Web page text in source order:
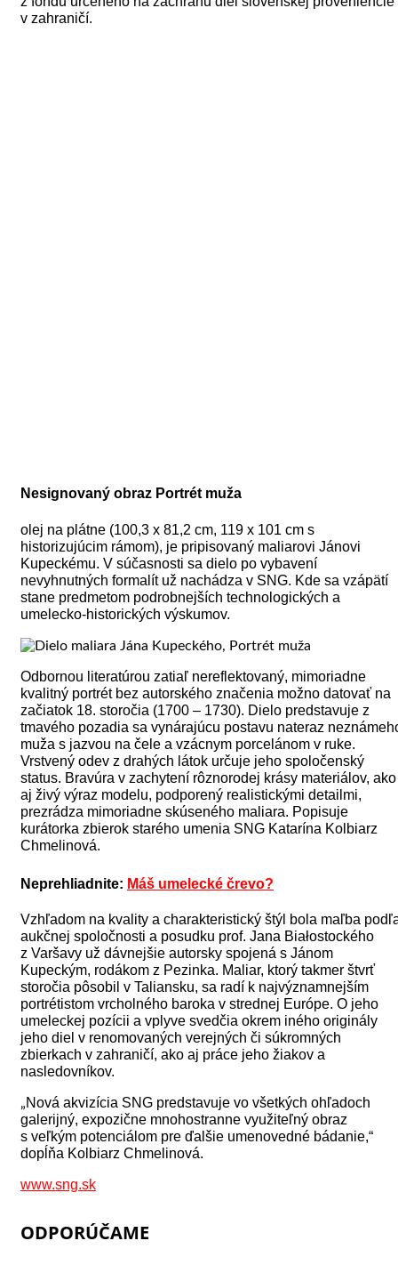
v zahraničí.
Nesignovaný obraz Portrét muža
olej na plátne (100,3 x 81,2 cm, 119 x 101 cm s
historizujúcim rámom), je pripisovaný maliarovi Jánovi
Kupeckému. V súčasnosti sa dielo po vybavení
nevyhnutných formalít už nachádza v SNG. Kde sa vzápätí
stane predmetom podrobnejších technologických a
umelecko-historických výskumov.
Odbornou literatúrou zatiaľ nereflektovaný, mimoriadne
kvalitný portrét bez autorského značenia možno datovať na
začiatok 18. storočia (1700 – 1730). Dielo predstavuje z
tmavého pozadia sa vynárajúcu postavu nateraz
muža s jazvou na čele a vzácnym porcelánom v ruke.
Vrstvený odev z drahých látok určuje jeho spoločenský
status. Bravúra v zachytení rôznorodej krásy materiálov, ako
aj živý výraz modelu, podporený realistickými detailmi,
prezrádza mimoriadne skúseného maliara. Popisuje
kurátorka zbierok starého umenia SNG Katarína Kolbiarz
Chmelinová.
Neprehliadnite: Máš umelecké črevo?
Vzhľadom na kvality a charakteristický štýl bola maľba
aukčnej spoločnosti a posudku prof. Jana Białostockého
z Varšavy už dávnejšie autorsky spojená s Jánom
Kupeckým, rodákom z Pezinka. Maliar, ktorý takmer štvrť
storočia pôsobil v Taliansku, sa radí k najvýznamnejším
portrétistom vrcholného baroka v strednej Európe. O jeho
umeleckej pozícii a vplyve svedčia okrem iného originály
jeho diel v renomovaných verejných či súkromných
zbierkach v zahraničí, ako aj práce jeho žiakov a
nasledovníkov.
„Nová akvizícia SNG predstavuje vo všetkých ohľadoch
galerijný, expozične mnohostranne využiteľný obraz
s veľkým potenciálom pre ďalšie umenovedné bádanie,“
dopĺňa Kolbiarz Chmelinová.
www.sng.sk
ODPORÚČAME